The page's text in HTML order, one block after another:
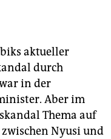
aktueller
durch
in der
Aber im
Thema auf
Nyusi und